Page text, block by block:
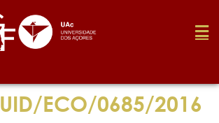
UID/ECO/0685/2016